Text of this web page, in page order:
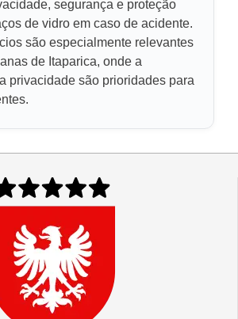
segurança e proteção
de vidro em caso de acidente.
são especialmente relevantes
de Itaparica, onde a
privacidade são prioridades para